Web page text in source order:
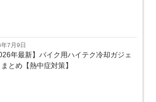
7月9日
年最新】バイク用ハイテク冷却ガジェ
まとめ【熱中症対策】